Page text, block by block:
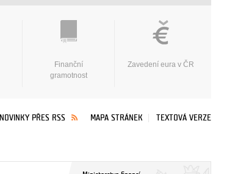
Finanční
gramotnost
Zavedení eura v ČR
NOVINKY PŘES RSS MAPA STRÁNEK TEXTOVÁ VERZE